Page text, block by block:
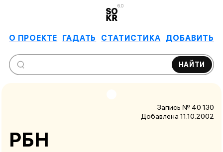
6.0
О ПРОЕКТЕ ГАДАТЬ СТАТИСТИКА ДОБАВИТЬ
НАЙТИ
Запись № 40 130
Добавлена 11.10.2002
РБН